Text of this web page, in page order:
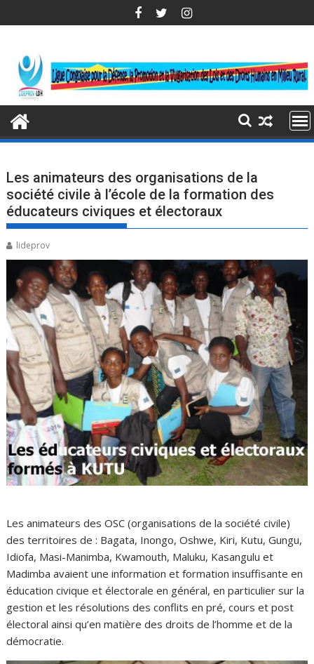
to
Les animateurs des organisations de la
société civile à l’école de la formation des
éducateurs civiques et électoraux
lideprov
Les animateurs des OSC (organisations de la société civile)
des territoires de : Bagata, Inongo, Oshwe, Kiri, Kutu, Gungu,
Idiofa, Masi-Manimba, Kwamouth, Maluku, Kasangulu et
Madimba avaient une information et formation insuffisante en
éducation civique et électorale en général, en particulier sur la
gestion et les résolutions des conflits en pré, cours et post
électoral ainsi qu’en matière des droits de l’homme et de la
démocratie.